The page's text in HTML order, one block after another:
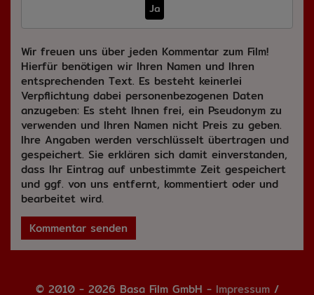
Ja
Wir freuen uns über jeden Kommentar zum Film!
Hierfür benötigen wir Ihren Namen und Ihren
entsprechenden Text. Es besteht keinerlei
Verpflichtung dabei personenbezogenen Daten
anzugeben: Es steht Ihnen frei, ein Pseudonym zu
verwenden und Ihren Namen nicht Preis zu geben.
Ihre Angaben werden verschlüsselt übertragen und
gespeichert. Sie erklären sich damit einverstanden,
dass Ihr Eintrag auf unbestimmte Zeit gespeichert
und ggf. von uns entfernt, kommentiert oder und
bearbeitet wird.
Kommentar senden
© 2010 - 2026 Basa Film GmbH - Impressum/